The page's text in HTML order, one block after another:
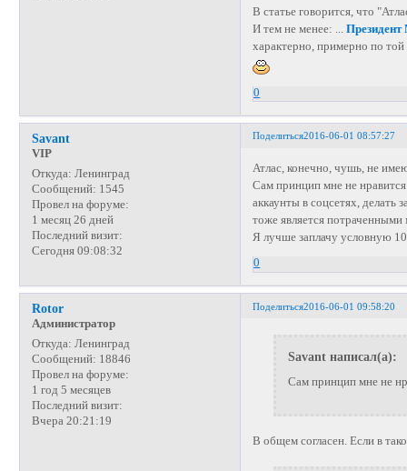
В статье говорится, что
И тем не менее: ...
характерно, примерно по
0
Поделиться2016-06-01 08:57:27
Savant
VIP
Откуда: Ленинград
Сообщений: 1545
Провел на форуме:
1 месяц 26 дней
Последний визит:
Сегодня 09:08:32
Атлас, конечно, чушь, не
Сам принцип мне не
аккаунты в соцсетях, делать
тоже является
Я лучше заплачу условную
0
Поделиться2016-06-01 09:58:20
Rotor
Администратор
Откуда: Ленинград
Сообщений: 18846
Провел на форуме:
1 год 5 месяцев
Последний визит:
Вчера 20:21:19
Savant написал(а):
Сам принцип мне не
В общем согласен. Если в